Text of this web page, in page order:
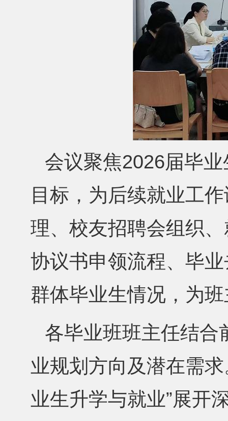
会议聚焦2026届毕
目标，为后续就业工
理、校友招聘会组织
协议书申领流程、毕
群体毕业生情况，为
各毕业班班主任结合
业规划方向及潜在需
业生升学与就业”展开